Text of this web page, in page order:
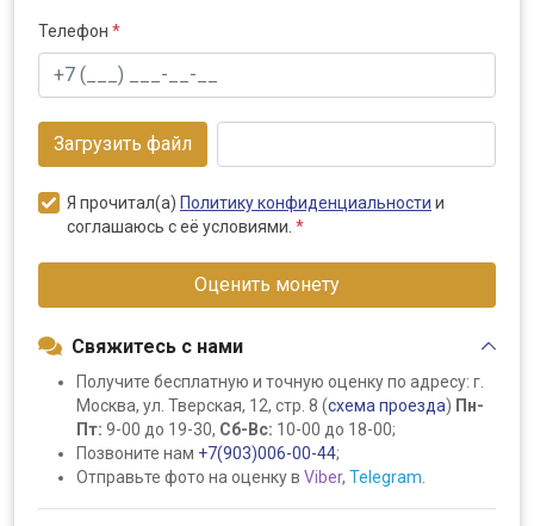
Телефон *
Загрузить файл
Я прочитал(а) Политику конфиденциальности и
соглашаюсь с её условиями. *
Оценить монету
Свяжитесь с нами
Получите бесплатную и точную оценку по адресу: г.
Москва, ул. Тверская, 12, стр. 8 (схема проезда) Пн-
Пт: 9-00 до 19-30, Сб-Вс: 10-00 до 18-00;
Позвоните нам +7(903)006-00-44;
Отправьте фото на оценку в Viber, Telegram.